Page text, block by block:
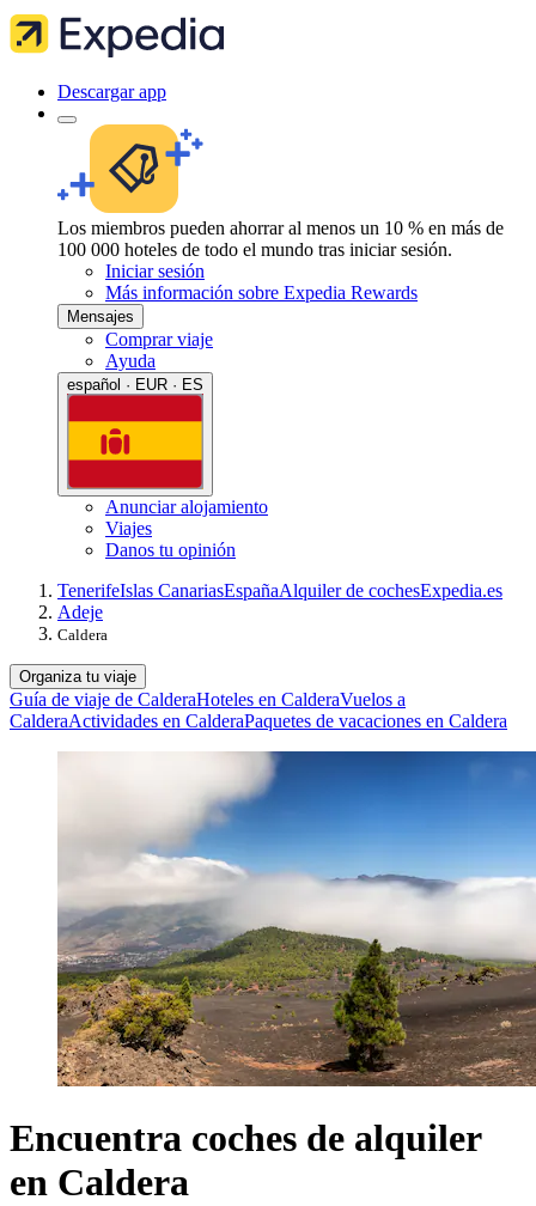
Descargar app
Los miembros pueden ahorrar al menos un 10 % en más de
100 000 hoteles de todo el mundo tras iniciar sesión.
Iniciar sesión
Más información sobre Expedia Rewards
Mensajes
Comprar viaje
Ayuda
español · EUR · ES
Anunciar alojamiento
Viajes
Danos tu opinión
TenerifeIslas CanariasEspañaAlquiler de cochesExpedia.es
Adeje
Caldera
Organiza tu viaje
Guía de viaje de CalderaHoteles en CalderaVuelos a
CalderaActividades en CalderaPaquetes de vacaciones en Caldera
Encuentra coches de alquiler
en Caldera